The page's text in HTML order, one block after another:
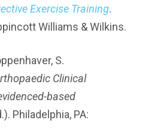
Exercise Training.
Williams & Wilkins.
S.
Clinical
based
Philadelphia, PA: